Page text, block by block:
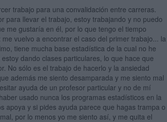
trabajo para una convalidación entre carreras.
para llevar el trabajo, estoy trabajando y no puedo
me gustaría en él, por lo que tengo el tiempo
vuelvo a encontrar el caso del primer trabajo... la
tiene mucha base estadística de la cual no he
dando clases particulares, lo que hace que
No sólo es el trabajo de hacerlo y la ansiedad
además me siento desamparada y me siento mal
ayuda de un profesor particular y no de mí
usado nunca los programas estadísticos en la
apoya y si pides ayuda parece que hagas trampa o
por lo menos yo me siento así, y me quita el